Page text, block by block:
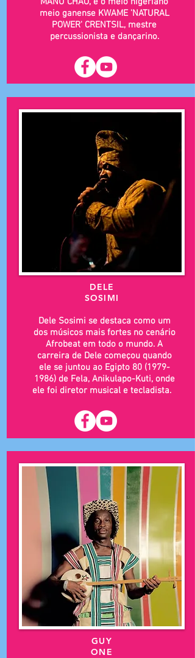
meio ganense KWAME 'NATURAL
POWER' CRENTSIL, mestre
percussionista e dançarino.
DELE
SOSIMI
Dele Sosimi se destaca como um
dos músicos mais fortes no cenário
Afrobeat em todo o mundo. A
carreira de Dele começou quando
ele se juntou ao Egipto 80 (1979-
1986)de Fela, Anikulapo-Kuti, onde
ele foi diretor musical e tecladista.
GUY
ONE